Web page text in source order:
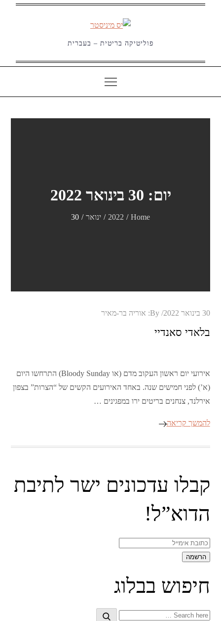
פוליטיקה בריטית – בעברית
יום: 30 בינואר 2022
Home
2022 ינואר 30
Posted
30 בינואר 2022 By: אוריה בר-מאיר
בלאדי סאנדיי
אירועי יום ראשון העקוב מדם (או Bloody Sunday) התרחשו היום
(א’) לפני חמישים שנה. באחד האירועים הקשים של “הצרות” בצפון
אירלנד, צנחנים בריטים ירו במפגינים …
להמשך קריאה
קבלו עדכונים ישר לתיבת
הדוא”ל!
חיפוש בבלוג
Search
Search